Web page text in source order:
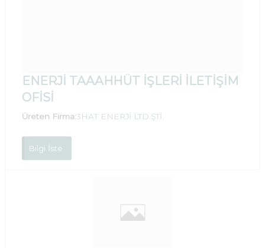
ENERJİ TAAAHHÜT İŞLERİ İLETİŞİM
OFİSİ
Üreten Firma:3HAT ENERJİ LTD.ŞTİ.
Bilgi İste